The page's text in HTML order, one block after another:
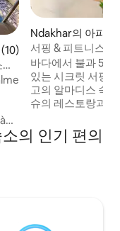
5점(5점 만점), 후기 10
Ndakhar의 아파트
서핑 & 피트니스
바다에서 불과 50
있는 시크릿 서핑
고의 알마디스 숙
슈의 레스토랑과
지상층에 위치한
인된 1베드룸 아파
의 인기 편의